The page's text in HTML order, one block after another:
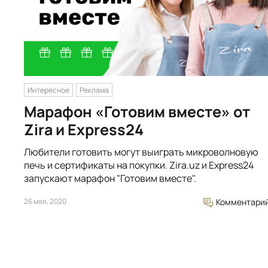
Интересное Реклама
Марафон «Готовим вместе» от
Zira и Express24
Любители готовить могут выиграть микроволновую
печь и сертификаты на покупки. Zira.uz и Express24
запускают марафон "Готовим вместе".
26 мая, 2020